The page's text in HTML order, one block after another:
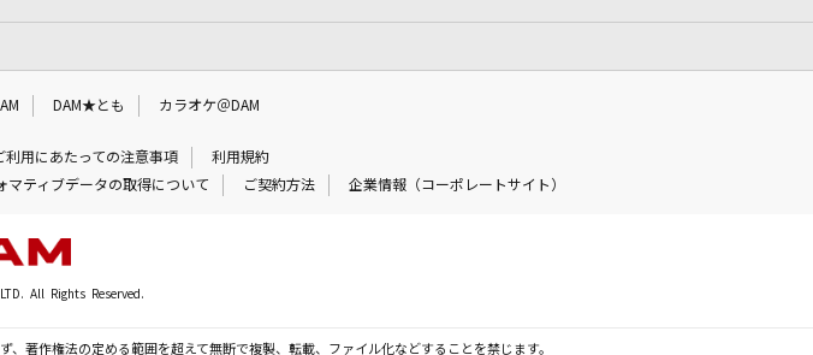
DAM★とも カラオケ＠DAM
利用にあたっての注意事項
利用規約
マティブデータの取得について ご契約方法 企業情報（コーポレートサイト）
All Rights Reserved.
著作権法の定める範囲を超えて無断で複製、転載、ファイル化などすることを禁じます。